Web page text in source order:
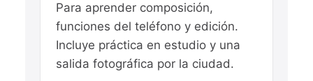
Para aprender composición,
funciones del teléfono y edición.
Incluye práctica en estudio y una
salida fotográfica por la ciudad.